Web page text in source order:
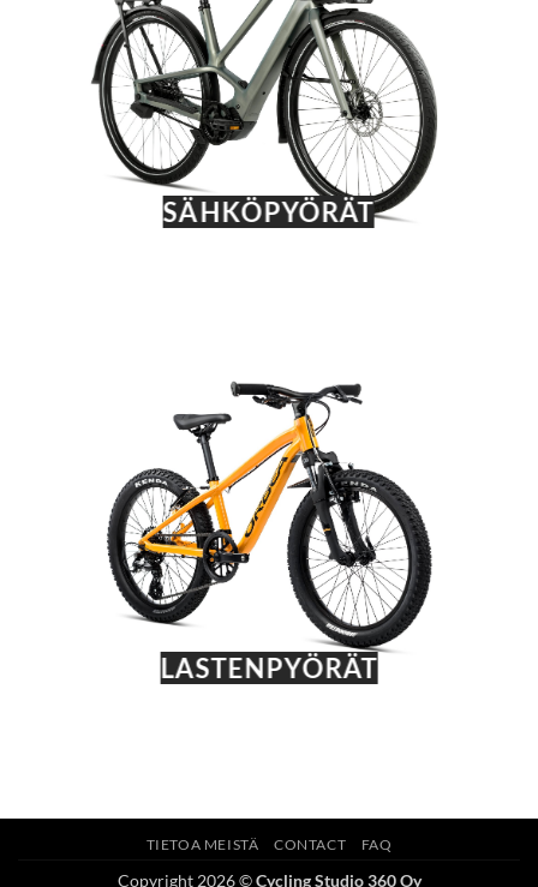
SÄHKÖPYÖRÄT
LASTENPYÖRÄT
TIETOA MEISTÄ CONTACT FAQ
Copyright 2026 ©Cycling Studio 360 Oy